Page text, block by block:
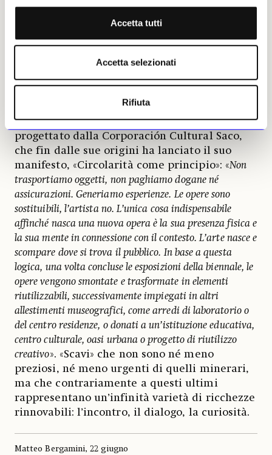
Accetta tutti
Accetta selezionati
Rifiuta
Fondazione VOLUME!, a Roma, eNatália
(1989), nata in Slovacchia ma di
fantascienza e alla ricerca scientifica
comprende cinema, scultura e disegno.
provenienti dalla call internazionale e i
partecipanti della residenza Isla, luogo
progettato dalla Corporación Cultural Saco,
che fin dalle sue origini ha lanciato il suo
manifesto, «Circolarità come principio»: «Non
trasportiamo oggetti, non paghiamo dogane né
assicurazioni. Generiamo esperienze. Le opere sono
sostituibili, l’artista no. L’unica cosa indispensabile
affinché nasca una nuova opera è la sua presenza fisica e
la sua mente in connessione con il contesto. L’arte nasce e
scompare dove si trova il pubblico. In base a questa
logica, una volta concluse le esposizioni della biennale, le
opere vengono smontate e trasformate in elementi
riutilizzabili, successivamente impiegati in altri
allestimenti museografici, come arredi di laboratorio o
del centro residenze, o donati a un’istituzione educativa,
centro culturale, oasi urbana o progetto di riutilizzo
creativo». «Scavi» che non sono né meno
preziosi, né meno urgenti di quelli minerari,
ma che contrariamente a questi ultimi
rappresentano un’infinità varietà di ricchezze
rinnovabili: l’incontro, il dialogo, la curiosità.
Matteo Bergamini, 22 giugno